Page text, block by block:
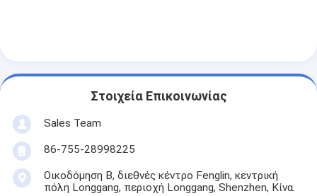
Στοιχεία Επικοινωνίας
Sales Team
86-755-28998225
Οικοδόμηση Β, διεθνές κέντρο Fenglin, κεντρική
πόλη Longgang, περιοχή Longgang, Shenzhen, Κίνα.